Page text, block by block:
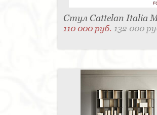
Стул Cattelan Italia
110 000 руб.132 000